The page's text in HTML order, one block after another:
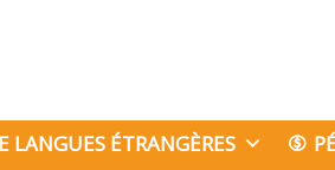
LANGUES ÉTRANGÈRES